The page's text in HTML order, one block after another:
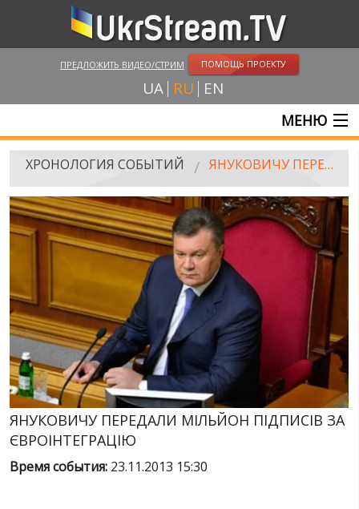
ПРЕДЛОЖИТЬ ВИДЕО/СТРИМ ПОМОЩЬ ПРОЕКТУ
UA RU EN
МЕНЮ
ГЛАВНАЯ
ВИДЕО
РОССИЙСКО-УКРАИНСКАЯ ВОЙНА
WINTER ON FIRE: UKRAINE'S FIGHT FOR FREEDOM
ХРОНОЛОГИЯ ЄВРОМАЙДАНА
УСЛУГИ
ХРОНОЛОГИЯ СОБЫТИЙ ЯНУКОВИЧУ ПЕРЕДАЛИ МІЛЬЙОН ПІДПИСІВ ЗА ЄВРОІНТЕГРАЦІЮ
ЯНУКОВИЧУ ПЕРЕДАЛИ МІЛЬЙОН ПІДПИСІВ ЗА
ЄВРОІНТЕГРАЦІЮ
Время события: 23.11.2013 15:30